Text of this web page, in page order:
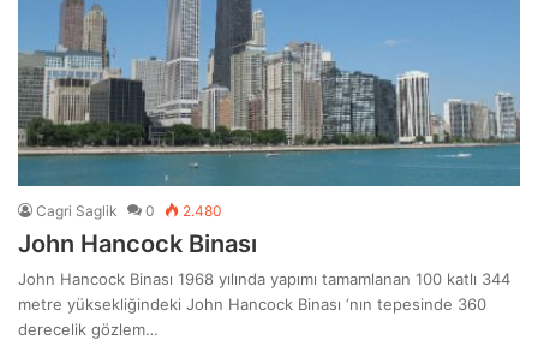
Cagri Saglik 0 2.480
John Hancock Binası
John Hancock Binası 1968 yılında yapımı tamamlanan 100 katlı 344
metre yüksekliğindeki John Hancock Binası ‘nın tepesinde 360
derecelik gözlem…